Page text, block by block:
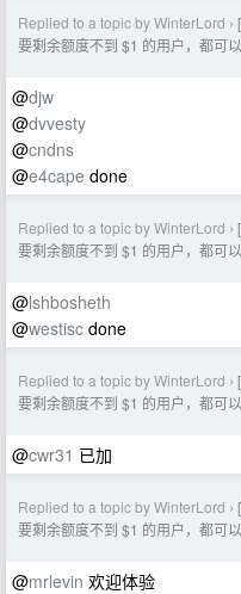
Replied to a topic by WinterLord ›
要剩余额度不到 $1 的用户，都可
@djw
@dvvesty
@cndns
@e4cape done
Replied to a topic by WinterLord ›
要剩余额度不到 $1 的用户，都可
@lshbosheth
@westisc done
Replied to a topic by WinterLord ›
要剩余额度不到 $1 的用户，都可
@cwr31 已加
Replied to a topic by WinterLord ›
要剩余额度不到 $1 的用户，都可
@mrlevin 欢迎体验